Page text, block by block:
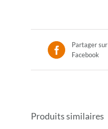
Partager sur
Facebook
Produits similaires